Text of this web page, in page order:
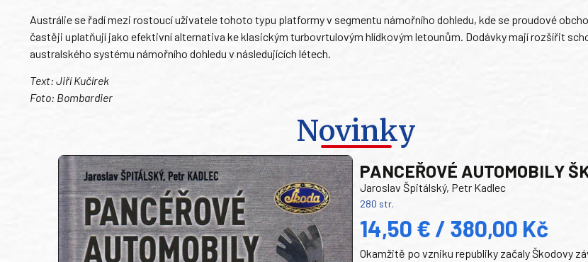
Austrálie se řadí mezi rostoucí uživatele tohoto typu platformy v segmentu námořního dohledu, kde se proudové
častěji uplatňují jako efektivní alternativa ke klasickým turbovrtulovým hlídkovým letounům. Dodávky mají rozšířit
australského systému námořního dohledu v následujících létech.
Text: Jiří Kučírek
Foto: Bombardier
Novinky
PANCEŘOVÉ AUTOMOBILY
Jaroslav Špitálský, Petr Kadlec
280 str.
14,50 € / 380,00 Kč
Okamžitě po vzniku republiky začaly Škodovy